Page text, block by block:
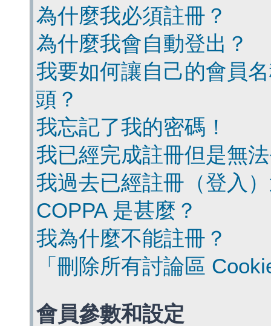
為什麼我必須註冊？
為什麼我會自動登出？
我要如何讓自己的會員
頭？
我忘記了我的密碼！
我已經完成註冊但是無
我過去已經註冊（登入
COPPA 是甚麼？
我為什麼不能註冊？
「刪除所有討論區
會員參數和設定